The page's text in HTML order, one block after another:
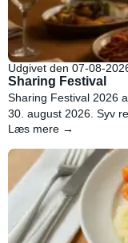
Udgivet den 07-08-
Sharing Festival
Sharing Festival 2026
30. august 2026. Syv
Læs mere →